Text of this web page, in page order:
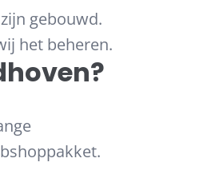
gebouwd.
het beheren.